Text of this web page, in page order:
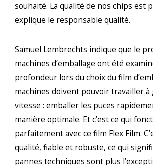
souhaité. La qualité de nos chips est
explique le responsable qualité.
Samuel Lembrechts indique que le
machines d’emballage ont été
profondeur lors du choix du film
machines doivent pouvoir travailler à
vitesse : emballer les puces
manière optimale. Et c’est ce qui
parfaitement avec ce film Flex Film.
qualité, fiable et robuste, ce qui
pannes techniques sont plus